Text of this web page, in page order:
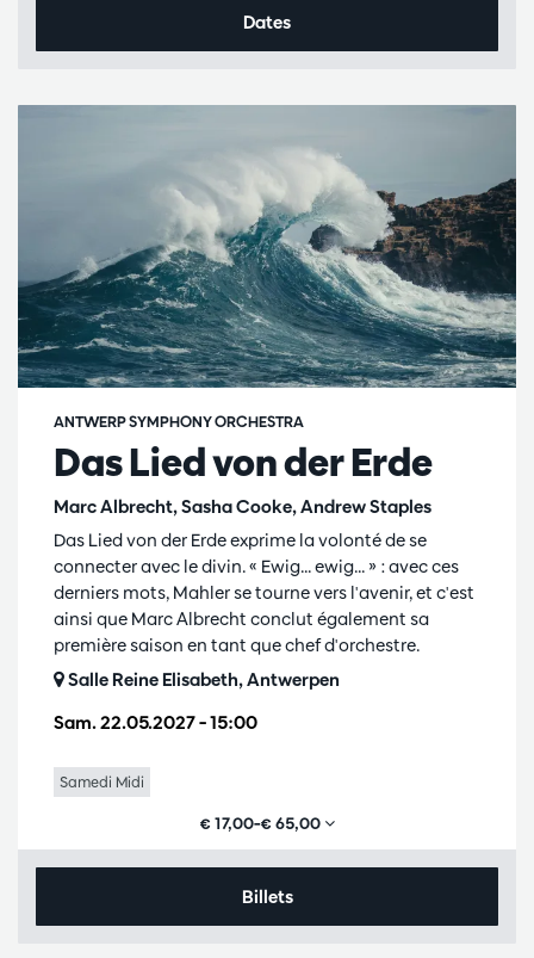
Dates
Das Lied von der Erde
Marc Albrecht, Sasha Cooke, Andrew Staples
ANTWERP SYMPHONY ORCHESTRA
Sam. 22.05.2027– 15:00
Das Lied von der Erde exprime la volonté de se
connecter avec le divin. « Ewig... ewig... » : avec ces
derniers mots, Mahler se tourne vers l'avenir, et c'est
ainsi que Marc Albrecht conclut également sa
première saison en tant que chef d'orchestre.
Salle Reine Elisabeth, Antwerpen
Samedi Midi
€ 17,00–€ 65,00
Billets